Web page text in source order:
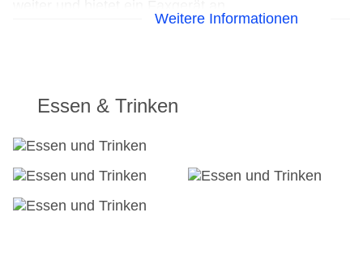
Check-out bis: 11:00:00
Konferenzraum
Hotelsafe
WLAN/WiFi im Hotel
Anzahl der Konferenzräume: 1
Weitere Informationen
Essen & Trinken